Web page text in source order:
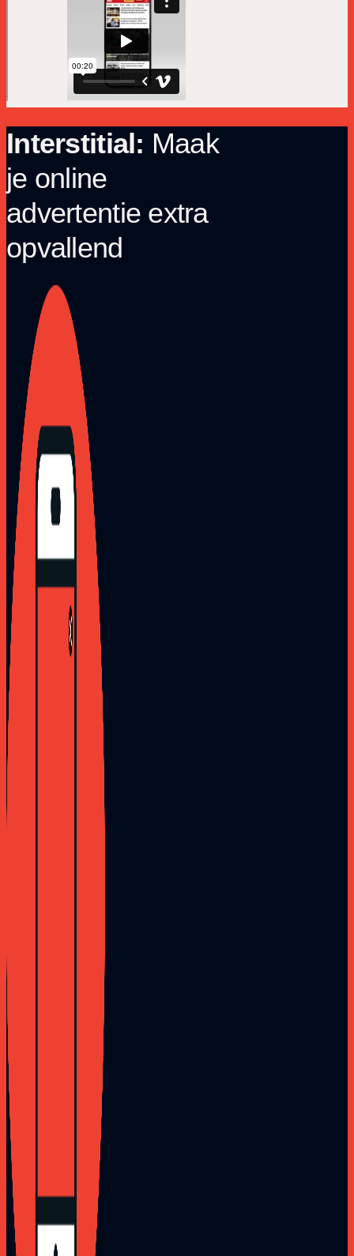
Interstitial: Maak
je online
advertentie extra
opvallend